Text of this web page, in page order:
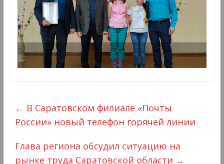
← В Саратовском филиале «Почты
России» новый телефон горячей линии
Глава региона обсудил ситуацию на
рынке труда Саратовской области →